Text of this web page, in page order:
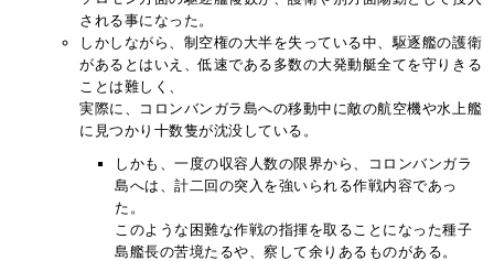
される事になった。
しかしながら、制空権の大半を失っている中、駆逐艦の護衛
があるとはいえ、低速である多数の大発動艇全てを守りきる
ことは難しく、
実際に、コロンバンガラ島への移動中に敵の航空機や水上艦
に見つかり十数隻が沈没している。
しかも、一度の収容人数の限界から、コロンバンガラ
島へは、計二回の突入を強いられる作戦内容であっ
た。
このような困難な作戦の指揮を取ることになった種子
島艦長の苦境たるや、察して余りあるものがある。